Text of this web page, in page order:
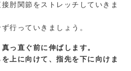
肘関節をストレッチしていきま
行っていきましょう。
っ直ぐ前に伸ばします。
上に向けて、指先を下に向けま